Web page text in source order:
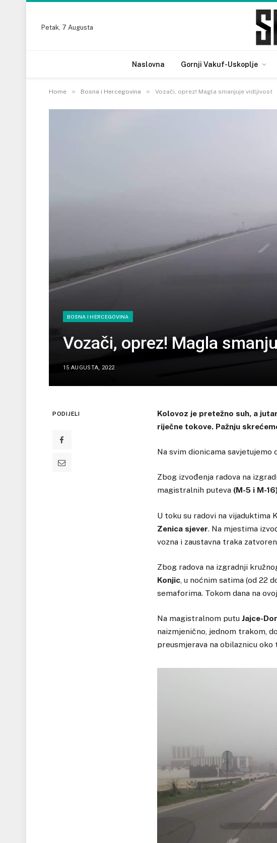
Petak, 7 Augusta
Naslovna Gornji Vakuf-Uskoplje
Home » Bosna i Hercegovina » Vozači, oprez! Magla smanjuje vidljivost
BOSNA I HERCEGOVINA
Vozači, oprez! Magla
15 AUGUSTA, 2022
PODIJELI
Kolovoz je pretežno suh, a
riječne tokove. Pažnju
Na svim dionicama savjetujemo
Zbog izvođenja radova na
magistralnih puteva (M-5 i M-
U toku su radovi na
Zenica sjever. Na mjestima
vozna i zaustavna traka
Zbog radova na izgradnji
Konjic , u noćnim satima (od 22
semaforima. Tokom dana na
Na magistralnom putu Jajce-
naizmjenično, jednom trakom,
preusmjerava na obilaznicu oko